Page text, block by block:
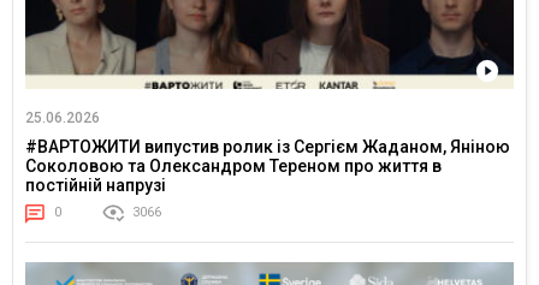
25.06.2026
#ВАРТОЖИТИ випустив ролик із Сергієм Жаданом, Яніною
Соколовою та Олександром Тереном про життя в
постійній напрузі
0 3066